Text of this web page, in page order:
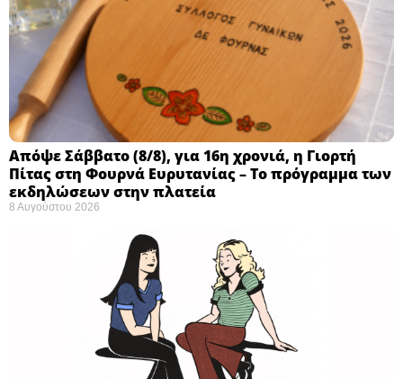
Απόψε Σάββατο (8/8), για 16η χρονιά, η Γιορτή
Πίτας στη Φουρνά Ευρυτανίας – Το πρόγραμμα των
εκδηλώσεων στην πλατεία
8 Αυγούστου 2026